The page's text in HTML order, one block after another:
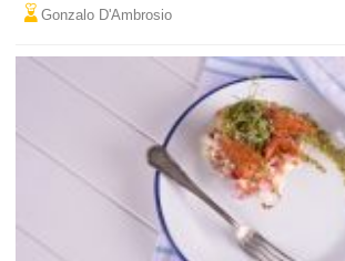
Gonzalo D'Ambrosio